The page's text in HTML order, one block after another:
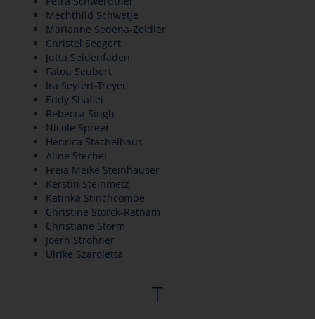
Mechthild Schwetje
Marianne Sedena-Zeidler
Christel Seegert
Jutta Seidenfaden
Fatou Seubert
Ira Seyfert-Treyer
Eddy Shafiei
Rebecca Singh
Nicole Spreer
Henrica Stachelhaus
Aline Stechel
Freia Meike Steinhäuser
Kerstin Steinmetz
Katinka Stinchcombe
Christine Storck-Ratnam
Christiane Storm
Joern Strohner
Ulrike Szaroletta
T